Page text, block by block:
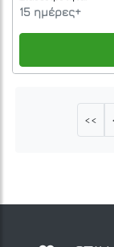
15 ημέρες+
<<